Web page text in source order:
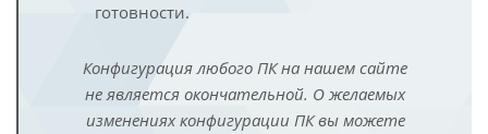
готовности.
Конфигурация любого ПК на нашем сайте
не является окончательной. О желаемых
изменениях конфигурации ПК вы можете